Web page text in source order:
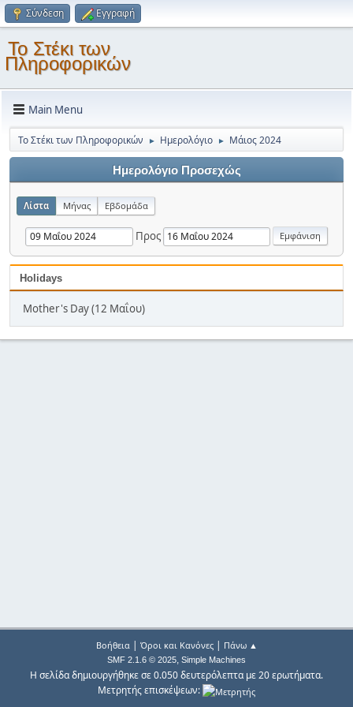
Σύνδεση Εγγραφή
Το Στέκι των
Πληροφορικών
Main Menu
Το Στέκι των Πληροφορικών ► Ημερολόγιο ► Μάιος 2024
Ημερολόγιο Προσεχώς
Λίστα Μήνας Εβδομάδα
Προς
Holidays
Mother's Day (12 Μαΐου)
Βοήθεια| Όροι και Κανόνες| Πάνω ▲
SMF 2.1.6 © 2025, Simple Machines
Η σελίδα δημιουργήθηκε σε 0.050 δευτερόλεπτα με 20 ερωτήματα.
Μετρητής επισκέψεων: